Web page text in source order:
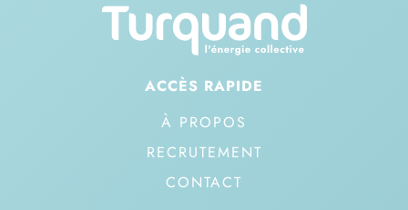
ACCÈS RAPIDE
À PROPOS
RECRUTEMENT
CONTACT